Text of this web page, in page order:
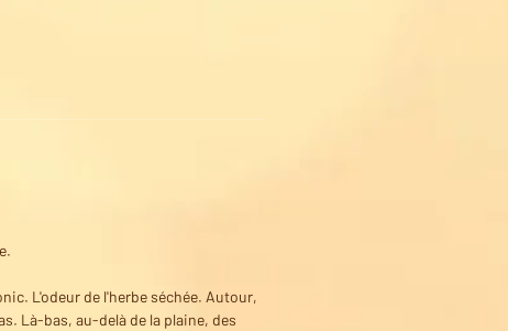
L'odeur de l'herbe séchée. Autour,
Là-bas, au-delà de la plaine, des